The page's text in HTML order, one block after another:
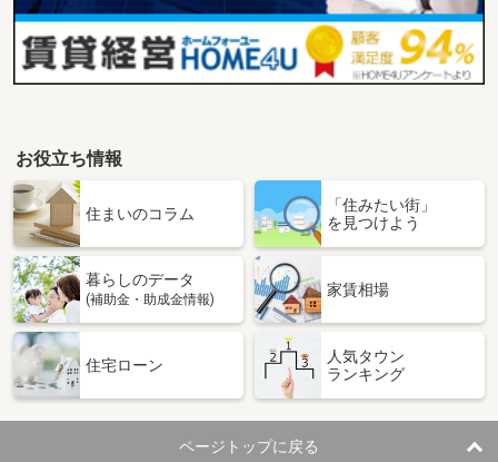
お役立ち情報
住まいのコラム
「住みたい街」
を見つけよう
暮らしのデータ
(補助金・助成金情報)
家賃相場
住宅ローン
人気タウン
ランキング
ページトップに戻る